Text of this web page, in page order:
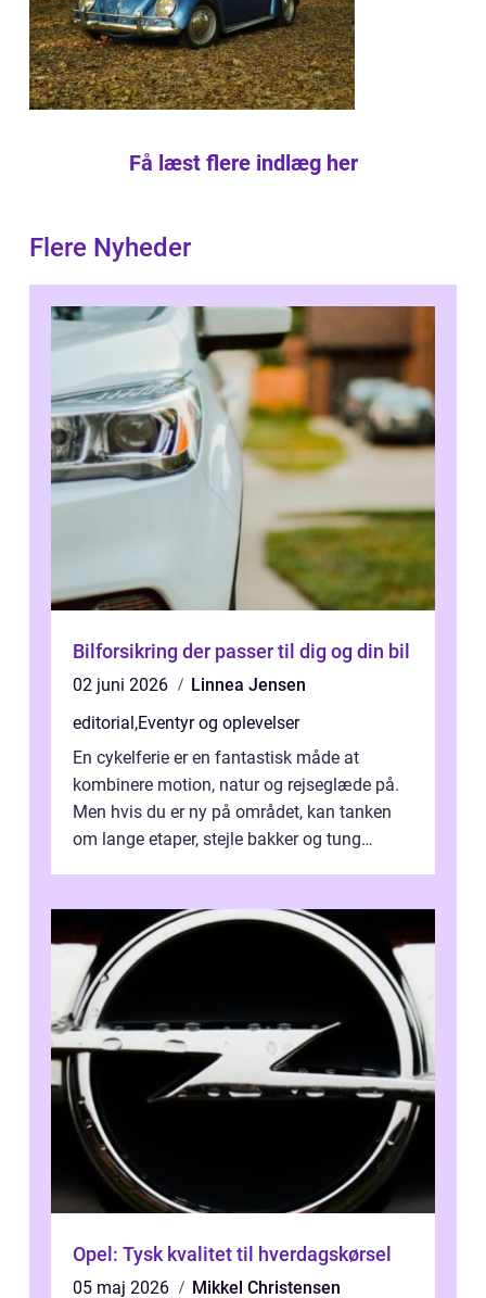
Få læst flere indlæg her
Flere Nyheder
Bilforsikring der passer til dig og din bil
02 juni 2026
Linnea Jensen
editorial,Eventyr og oplevelser
En cykelferie er en fantastisk måde at
kombinere motion, natur og rejseglæde på.
Men hvis du er ny på området, kan tanken
om lange etaper, stejle bakker og tung
Opel: Tysk kvalitet til hverdagskørsel
05 maj 2026 Mikkel Christensen